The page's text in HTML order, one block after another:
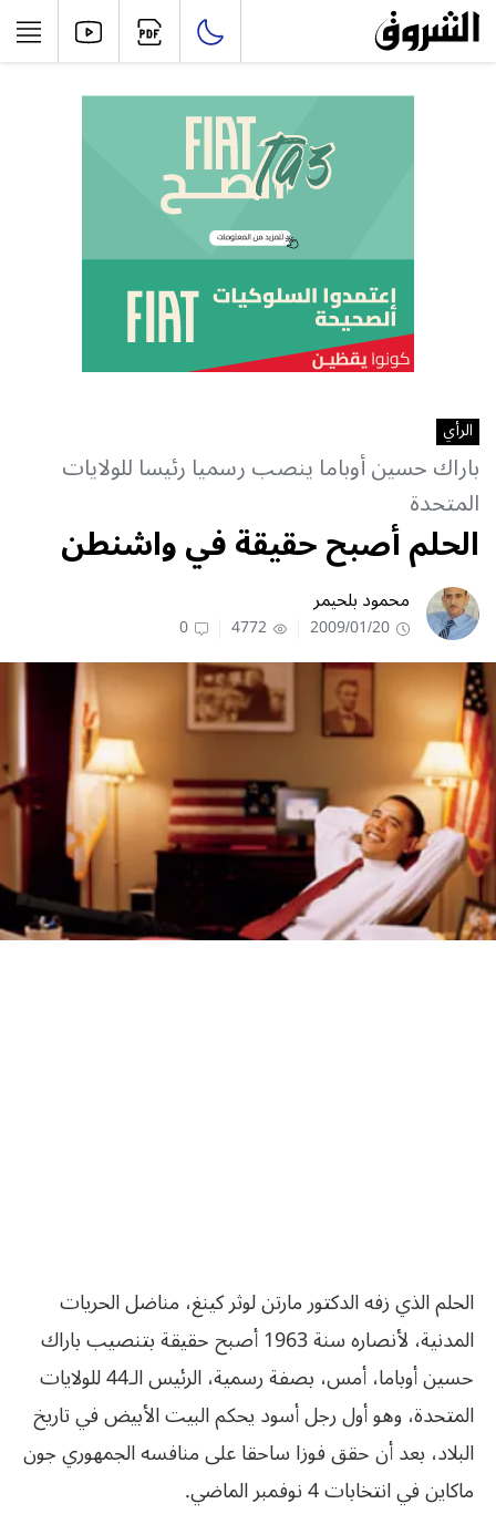
الرأي
باراك حسين أوباما ينصب رسميا رئيسا للولايات
المتحدة
الحلم أصبح حقيقة في واشنطن
محمود بلحيمر
2009/01/20
4772
0
الحلم الذي زفه الدكتور مارتن لوثر كينغ، مناضل الحريات
المدنية، لأنصاره سنة 1963 أصبح حقيقة بتنصيب باراك
حسين أوباما، أمس، بصفة رسمية، الرئيس الـ44 للولايات
المتحدة، وهو أول رجل أسود يحكم البيت الأبيض في تاريخ
البلاد، بعد أن حقق فوزا ساحقا على منافسه الجمهوري جون
ماكاين في انتخابات 4 نوفمبر الماضي.